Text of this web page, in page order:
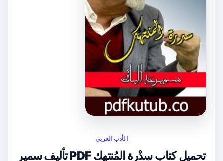
الأدب العربي
تحميل كتاب سِدْرة المُنتهك PDF تأليف سمير